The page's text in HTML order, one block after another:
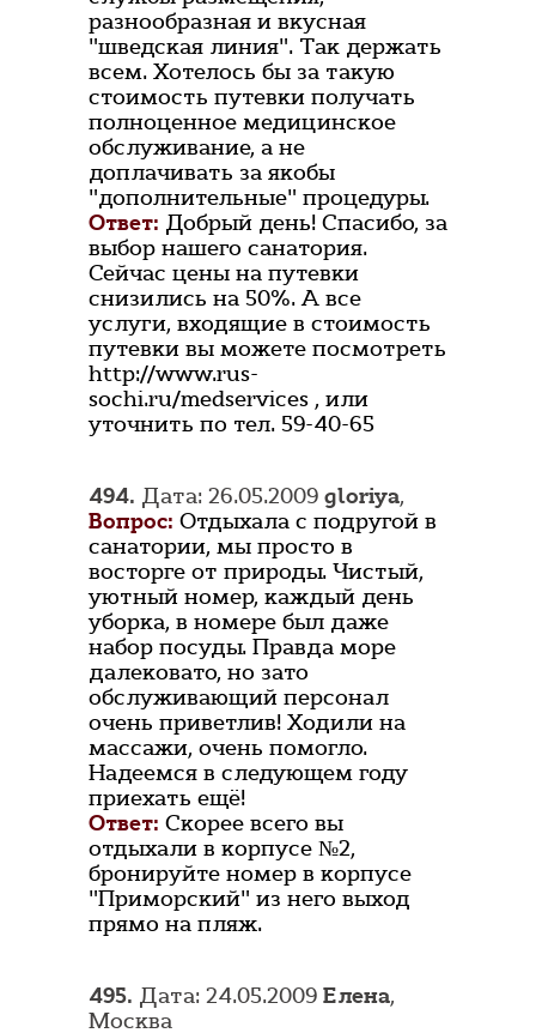
разнообразная и вкусная
"шведская линия". Так держать
всем. Хотелось бы за такую
стоимость путевки получать
полноценное медицинское
обслуживание, а не
доплачивать за якобы
"дополнительные" процедуры.
Ответ: Добрый день! Спасибо, за
выбор нашего санатория.
Сейчас цены на путевки
снизились на 50%. А все
услуги, входящие в стоимость
путевки вы можете посмотреть
http://www.rus-
sochi.ru/medservices , или
уточнить по тел. 59-40-65
494. Дата: 26.05.2009 gloriya,
Вопрос: Отдыхала с подругой в
санатории, мы просто в
восторге от природы. Чистый,
уютный номер, каждый день
уборка, в номере был даже
набор посуды. Правда море
далековато, но зато
обслуживающий персонал
очень приветлив! Ходили на
массажи, очень помогло.
Надеемся в следующем году
приехать ещё!
Ответ: Скорее всего вы
отдыхали в корпусе №2,
бронируйте номер в корпусе
"Приморский" из него выход
прямо на пляж.
495. Дата: 24.05.2009 Елена,
Москва